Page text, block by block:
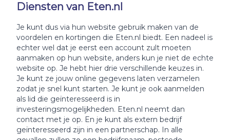
Diensten van Eten.nl
Je kunt dus via hun website gebruik maken van de
voordelen en kortingen die Eten.nl biedt. Een nadeel is
echter wel dat je eerst een account zult moeten
aanmaken op hun website, anders kun je niet de echte
website op. Je hebt hier drie verschillende keuzes in.
Je kunt ze jouw online gegevens laten verzamelen
zodat je snel kunt starten. Je kunt je ook aanmelden
als lid die geïnteresseerd is in
investeringsmogelijkheden. Eten.nl neemt dan
contact met je op. En je kunt als extern bedrijf
geïnteresseerd zijn in een partnerschap. In alle